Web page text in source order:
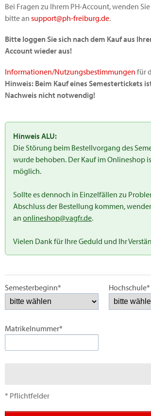
Bei Fragen zu Ihrem PH-Account, wenden Sie
bitte an support@ph-freiburg.de.
Bitte loggen Sie sich nach dem Kauf aus
Account wieder aus!
Informationen/Nutzungsbestimmungen für
Hinweis: Beim Kauf eines Semestertickets
Nachweis nicht notwendig!
Hinweis ALU:
Die Störung beim Bestellvorgang des
wurde behoben. Der Kauf im Onlineshop
möglich.
Sollte es dennoch in Einzelfällen zu
Abschluss der Bestellung kommen,
an onlineshop@vagfr.de.
Vielen Dank für Ihre Geduld und Ihr
Semesterbeginn* Hochschule*
Matrikelnummer*
* Pflichtfelder